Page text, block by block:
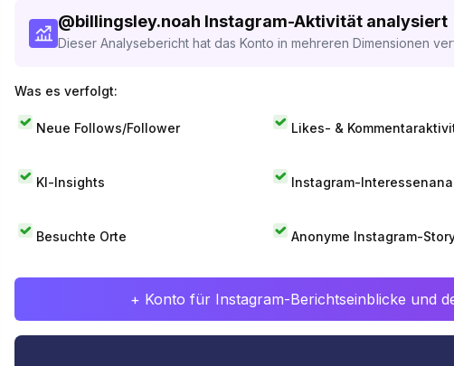
@billingsley.noah Instagram-Aktivität analysiert
Dieser Analysebericht hat das Konto in mehreren Dimensionen
Was es verfolgt:
Neue Follows/Follower Likes- &
KI-Insights Instagram-
Besuchte Orte Anonyme Instagram-
+ Konto für Instagram-Berichtseinblicke und